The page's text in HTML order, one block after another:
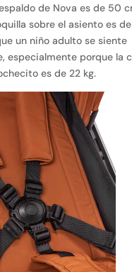
de Nova es de 50
sobre el asiento es
un niño adulto se siente
especialmente porque la
es de 22 kg.